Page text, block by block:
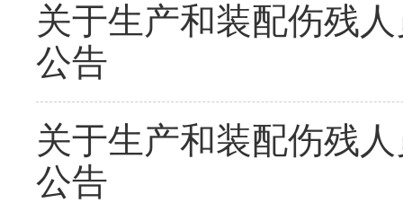
关于生产和装配伤残
公告
关于生产和装配伤残
公告